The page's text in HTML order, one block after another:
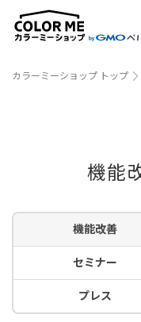
カラーミーショップ トップ
機能
機能改善
セミナー
プレス